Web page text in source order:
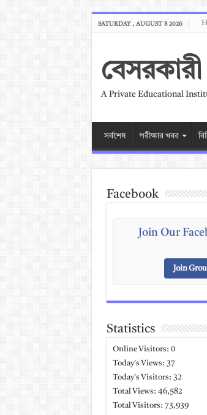
SATURDAY , AUGUST 8 2026
A Private Educational
সর্বশেষ পরীক্ষার খবর
Facebook
Join Our
Join
Statistics
Online Visitors: 0
Today's Views: 37
Today's Visitors: 32
Total Views: 46,582
Total Visitors: 73,939